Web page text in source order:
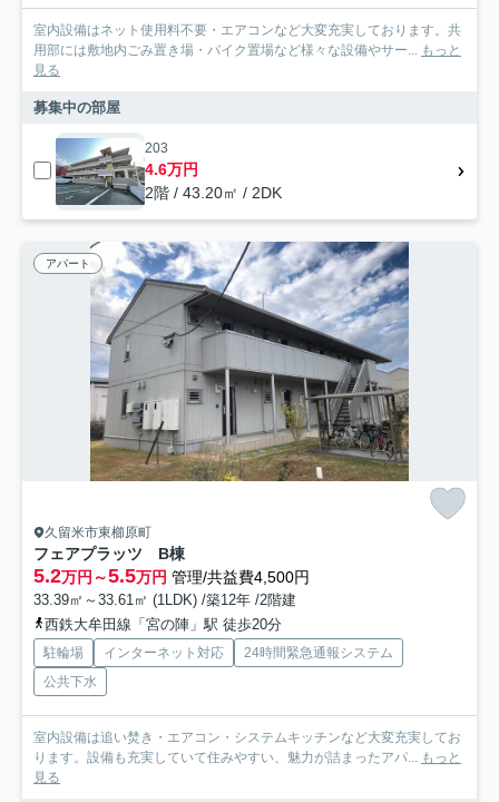
室内設備はネット使用料不要・エアコンなど大変充実しております。共
用部には敷地内ごみ置き場・バイク置場など様々な設備やサー... もっと
見る
募集中の部屋
203
4.6万円
2階 / 43.20㎡ / 2DK
アパート
久留米市東櫛原町
フェアプラッツ B棟
5.2万円～5.5万円 管理/共益費4,500円
33.39㎡～33.61㎡ (1LDK) /築12年 /2階建
西鉄大牟田線「宮の陣」駅 徒歩20分
駐輪場 インターネット対応
24時間緊急通報システム
公共下水
室内設備は追い焚き・エアコン・システムキッチンなど大変充実してお
ります。設備も充実していて住みやすい、魅力が詰まったアパ... もっと
見る